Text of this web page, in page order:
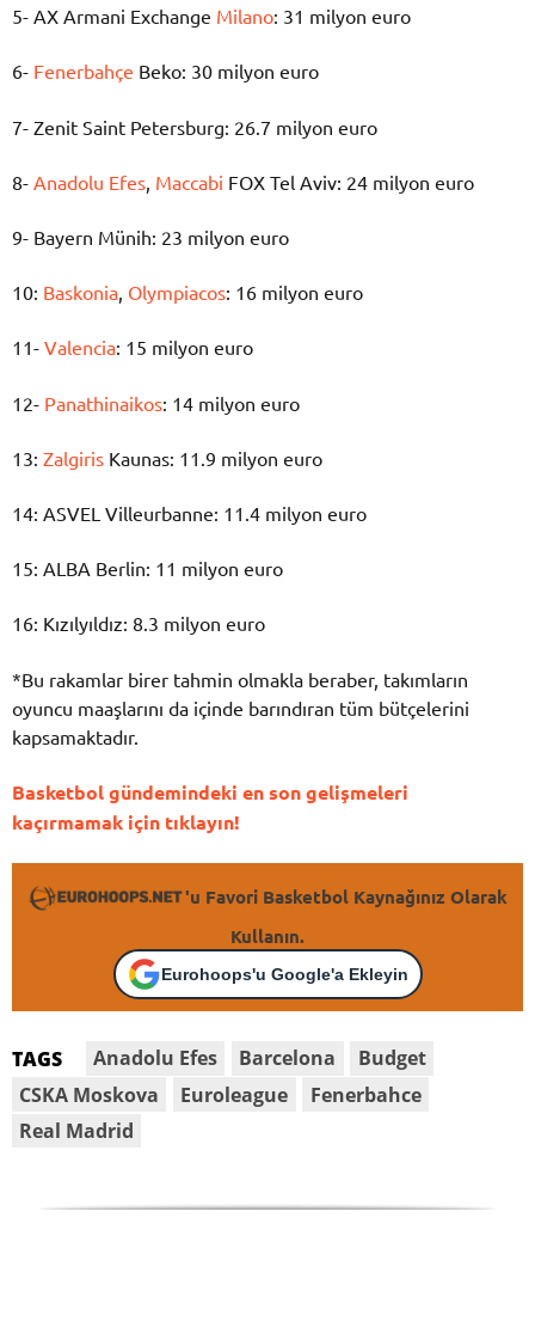
5- AX Armani Exchange Milano: 31 milyon euro
6- Fenerbahçe Beko: 30 milyon euro
7- Zenit Saint Petersburg: 26.7 milyon euro
8- Anadolu Efes Maccabi FOX Tel Aviv: 24 milyon euro
9- Bayern Münih: 23 milyon euro
10: Baskonia, Olympiacos: 16 milyon euro
11- Valencia: 15 milyon euro
12- Panathinaikos: 14 milyon euro
13: Zalgiris Kaunas: 11.9 milyon euro
14: ASVEL Villeurbanne: 11.4 milyon euro
15: ALBA Berlin: 11 milyon euro
16: Kızılyıldız: 8.3 milyon euro
*Bu rakamlar birer tahmin olmakla beraber, takımların
oyuncu maaşlarını da içinde barındıran tüm bütçelerini
kapsamaktadır.
Basketbol gündemindeki en son gelişmeleri
kaçırmamak için tıklayın!
'u Favori Basketbol Kaynağınız Olarak
Kullanın.
Eurohoops'u Google'a Ekleyin
TAGS Anadolu Efes Barcelona
Budget
CSKA Moskova
Euroleague
Fenerbahce
Real Madrid